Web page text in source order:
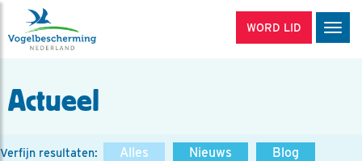
WORD LID
Actueel
Verfijn resultaten: Alles Nieuws
Blog